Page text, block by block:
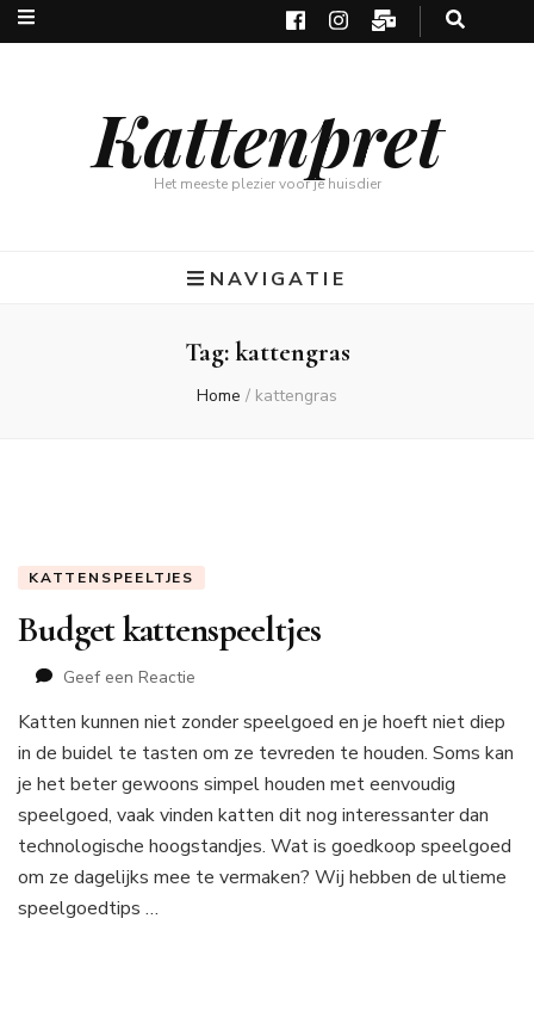
Kattenpret
Het meeste plezier voor je huisdier
NAVIGATIE
Tag:kattengras
Home / kattengras
KATTENSPEELTJES
Budget kattenspeeltjes
Geef een Reactie
kattenspeeltjes
Katten kunnen niet zonder speelgoed en je hoeft niet diep
in de buidel te tasten om ze tevreden te houden. Soms kan
je het beter gewoons simpel houden met eenvoudig
speelgoed, vaak vinden katten dit nog interessanter dan
technologische hoogstandjes. Wat is goedkoop speelgoed
om ze dagelijks mee te vermaken? Wij hebben de ultieme
speelgoedtips …